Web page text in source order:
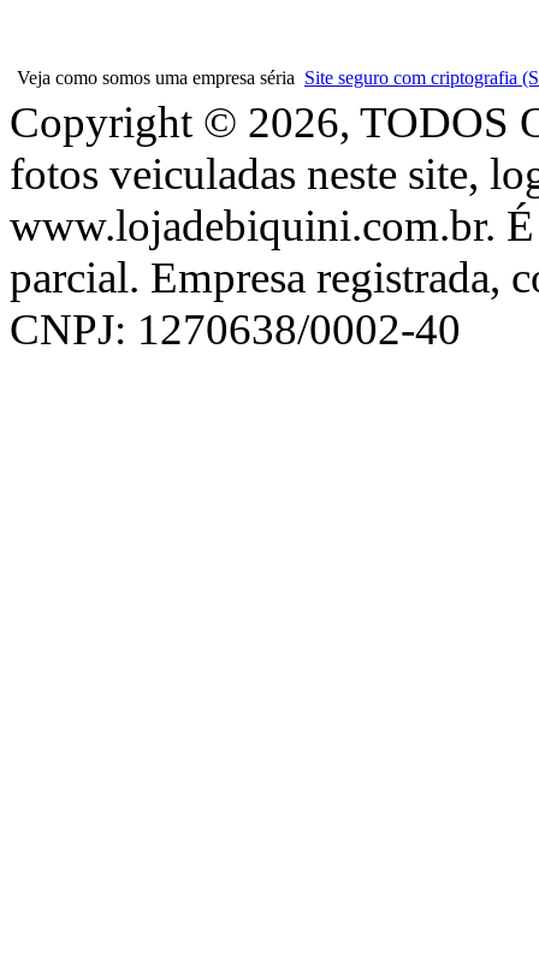
Veja como somos uma empresa séria Site seguro com criptografia
Copyright © 2026, TODOS
fotos veiculadas neste site,
www.lojadebiquini.com.br. É
parcial. Empresa registrada,
CNPJ: 1270638/0002-40